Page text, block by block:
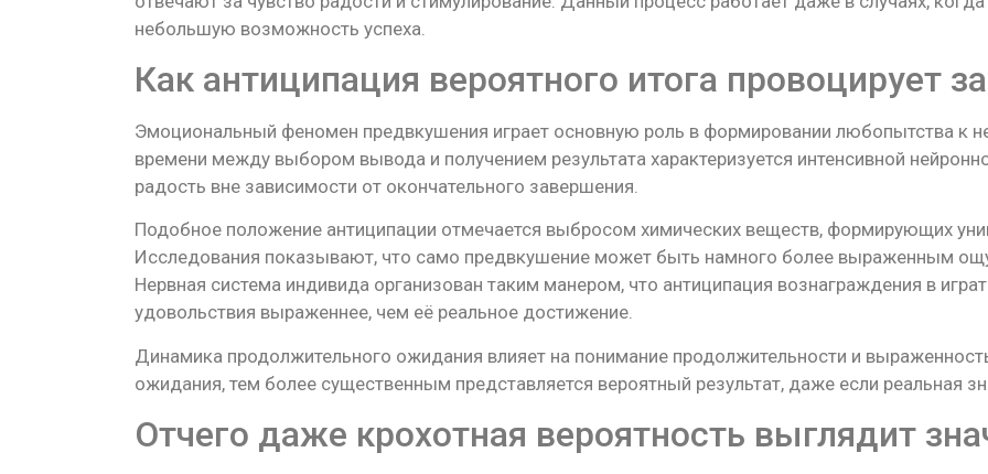
небольшую возможность успеха.
Как антиципация вероятного итога провоцирует
Эмоциональный феномен предвкушения играет основную роль в формировании любопытства к
времени между выбором вывода и получением результата характеризуется интенсивной
радость вне зависимости от окончательного завершения.
Подобное положение антиципации отмечается выбросом химических веществ, формирующих
Исследования показывают, что само предвкушение может быть намного более выраженным
Нервная система индивида организован таким манером, что антиципация вознаграждения в
удовольствия выраженнее, чем её реальное достижение.
Динамика продолжительного ожидания влияет на понимание продолжительности и
ожидания, тем более существенным представляется вероятный результат, даже если реальная
Отчего даже крохотная вероятность выглядит